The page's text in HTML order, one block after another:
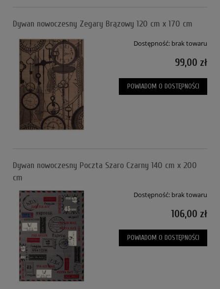
Dywan nowoczesny Zegary Brązowy 120 cm x 170 cm
Dostępność: brak towaru
99,00 zł
POWIADOM O DOSTĘPNOŚCI
Dywan nowoczesny Poczta Szaro Czarny 140 cm x 200
cm
Dostępność: brak towaru
106,00 zł
POWIADOM O DOSTĘPNOŚCI